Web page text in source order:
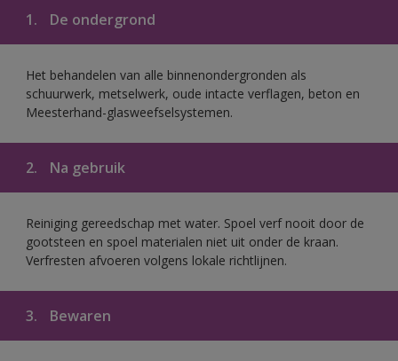
1. De ondergrond
Het behandelen van alle binnenondergronden als
schuurwerk, metselwerk, oude intacte verflagen, beton en
Meesterhand-glasweefselsystemen.
2. Na gebruik
Reiniging gereedschap met water. Spoel verf nooit door de
gootsteen en spoel materialen niet uit onder de kraan.
Verfresten afvoeren volgens lokale richtlijnen.
3. Bewaren